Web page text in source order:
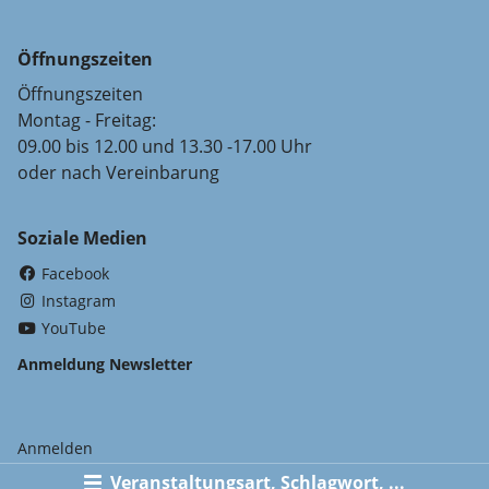
Veranstaltungsart, Schlagwort, ...
Öffnungszeiten
Öffnungszeiten
Montag - Freitag:
09.00 bis 12.00 und 13.30 -17.00 Uhr
oder nach Vereinbarung
Soziale Medien
Facebook
Instagram
YouTube
Anmeldung Newsletter
Anmelden